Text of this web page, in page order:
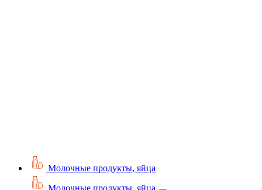
Молочные продукты, яйца
Молочные продукты, яйца